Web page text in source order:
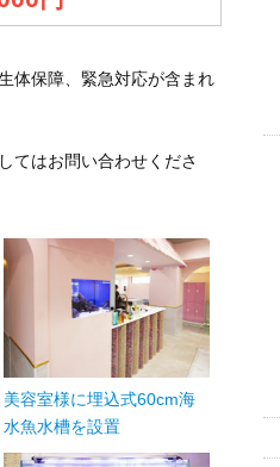
体保障、緊急対応が含まれ
てはお問い合わせくださ
美容室様に埋込式60cm海
水魚水槽を設置